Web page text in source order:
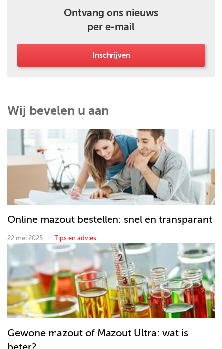
Ontvang ons nieuws
per e-mail
Inschrijven
Wij bevelen u aan
Online mazout bestellen: snel en transparant
22 mei 2025 Tips en advies
Gewone mazout of Mazout Ultra: wat is